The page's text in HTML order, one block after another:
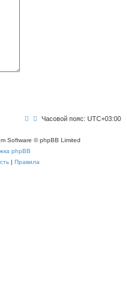
Часовой пояс: UTC+03:00
Software © phpBB Limited
phpBB
| Правила